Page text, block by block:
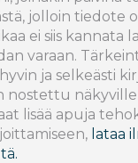
jolloin tiedote
ei siis kannata
varaan.
ja selkeästi
nostettu
lisää apuja
lataa